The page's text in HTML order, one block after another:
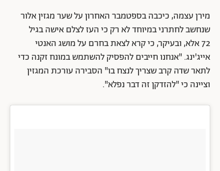
מירן עצמה, כיכבה בספטמבר האחרון על שער מגזין אלור
שנחשב לחתרני במיוחד לא רק כי העז לצלם אישה בגיל
72 אלא, ובעיקר, כי קרא לצאת בחרם על מושג האנטי
אייג'ינג. "אנחנו חייבים להפסיק להשתמש במונח זקנה כדי
לתאר שדה קרב שצריך לנצח בו" הסבירה עורכת המגזין
וציינה כי "להזדקן זה דבר נפלא".